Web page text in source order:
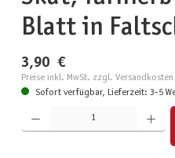
Blatt in
3,90 €
Preise inkl. MwSt. zzgl. Versandkosten
Sofort verfügbar, Lieferzeit: 3-5
Produkt Anzahl: Gib den gewünschten Wert